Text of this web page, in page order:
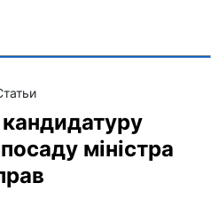
міністра